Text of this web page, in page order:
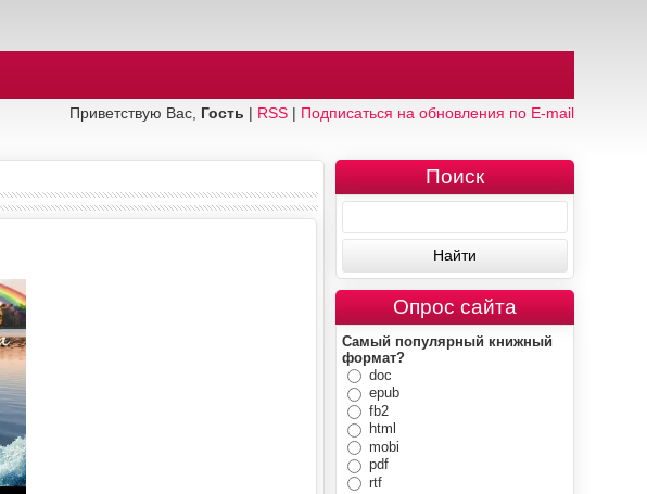
Приветствую Вас, Гость | RSS| Подписаться на обновления по E-mail
Поиск
Опрос сайта
Самый популярный книжный
формат?
doc
epub
fb2
html
mobi
pdf
rtf